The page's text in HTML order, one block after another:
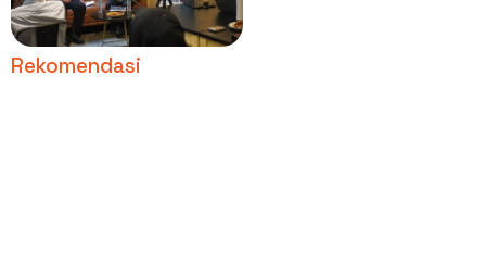
Rekomendasi